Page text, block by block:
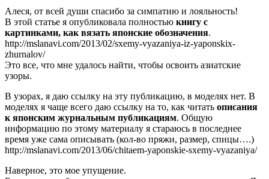
Алеся, от всей души спасибо за симпатию и лояльность!
В этой статье я опубликовала полностью книгу с
картинками, как вязать японские обозначения.
http://mslanavi.com/2013/02/sxemy-vyazaniya-iz-yaponskix-
zhurnalov/
Это все, что мне удалось найти, чтобы освоить азиатские
узоры.
В узорах, я даю ссылку на эту публикацию, в моделях нет. В
моделях я чаще всего даю ссылку на то, как читать описания
к японским журнальным публикациям. Общую
информацию по этому материалу я стараюсь в последнее
время уже сама описывать (кол-во пряжи, размер, спицы….)
http://mslanavi.com/2013/06/chitaem-yaponskie-sxemy-vyazaniya/
Наверное, это мое упущение.